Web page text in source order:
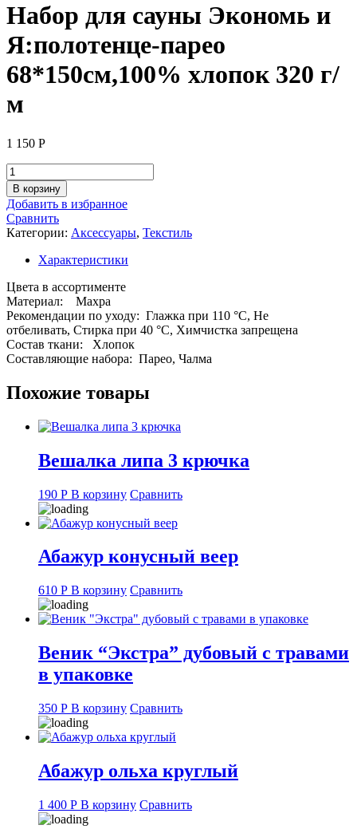
Набор для сауны Экономь и
Я:полотенце-парео
68*150см,100% хлопок 320 г/
м
1 150 Р
Количество
товара
Набор
для
сауны
Экономь
Я:полотенце-
парео
68*150см,100%
хлопок
320
г/
м
В корзину
Добавить в избранное
Сравнить
Категории: Аксессуары, Текстиль
Характеристики
Цвета в ассортименте
Материал: Махра
Рекомендации по уходу: Глажка при 110 °С, Не
отбеливать, Стирка при 40 °С, Химчистка запрещена
Состав ткани: Хлопок
Составляющие набора: Парео, Чалма
Похожие товары
Вешалка липа 3 крючка
190 Р В корзину Сравнить
Абажур конусный веер
610 Р В корзину Сравнить
Веник “Экстра” дубовый с травами
в упаковке
350 Р В корзину Сравнить
Абажур ольха круглый
1 400 Р В корзину Сравнить